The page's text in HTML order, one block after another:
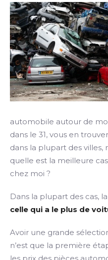
automobile autour de
dans le 31, vous en
dans la plupart des villes,
quelle est la meilleure
chez moi ?
Dans la plupart des cas, la
celle qui a le plus de
Avoir une grande
n’est que la première